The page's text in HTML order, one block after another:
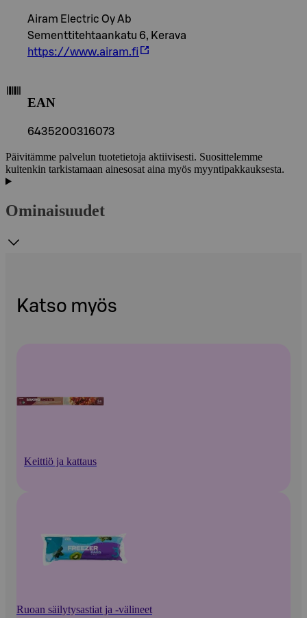
Airam Electric Oy Ab
Sementtitehtaankatu 6, Kerava
https://www.airam.fi
EAN
6435200316073
Päivitämme palvelun tuotetietoja aktiivisesti. Suosittelemme
kuitenkin tarkistamaan ainesosat aina myös myyntipakkauksesta.
Ominaisuudet
Katso myös
Keittiö ja kattaus
Ruoan säilytysastiat ja -välineet